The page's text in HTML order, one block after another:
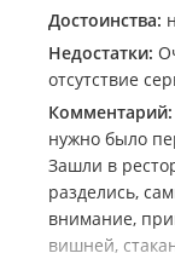
Достоинства:
Недостатки:
отсутствие
Комментарий:
нужно было
Зашли в
разделись,
внимание,
вишней,